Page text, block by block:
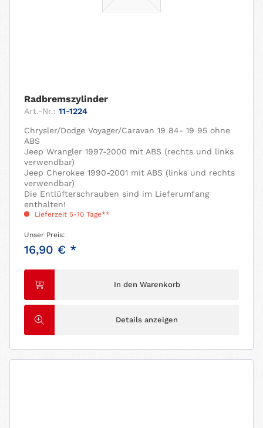
Radbremszylinder
Art.-Nr.: 11-1224
Chrysler/Dodge Voyager/Caravan 19 84- 19 95 ohne
ABS
Jeep Wrangler 1997-2000 mit ABS (rechts und links
verwendbar)
Jeep Cherokee 1990-2001 mit ABS (links und rechts
verwendbar)
Die Entlüfterschrauben sind im Lieferumfang
enthalten!
Lieferzeit 5-10 Tage**
Unser Preis:
16,90 € *
In den Warenkorb
Details anzeigen